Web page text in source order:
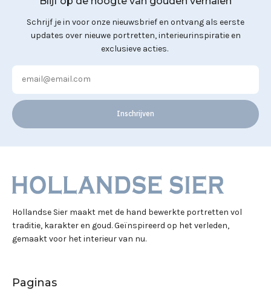
Schrijf je in voor onze nieuwsbrief en ontvang als eerste
updates over nieuwe portretten, interieurinspiratie en
exclusieve acties.
Inschrijven
Hollandse Sier maakt met de hand bewerkte portretten vol
traditie, karakter en goud. Geïnspireerd op het verleden,
gemaakt voor het interieur van nu.
Paginas